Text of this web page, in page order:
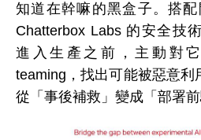
知道在幹嘛的黑盒子。搭
Chatterbox Labs 的安全技
進入生產之前，主動對
teaming，找出可能被惡意利
從「事後補救」變成「部署前